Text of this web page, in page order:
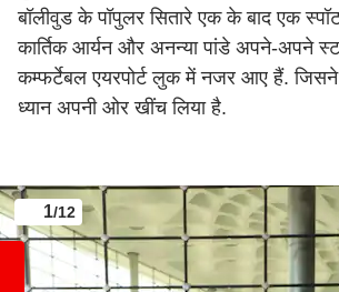
बॉलीवुड के पॉपुलर सितारे एक के बाद एक स्पॉट
कार्तिक आर्यन और अनन्या पांडे अपने-अपने
कम्फर्टेबल एयरपोर्ट लुक में नजर आए हैं.
ध्यान अपनी ओर खींच लिया है.
1/12